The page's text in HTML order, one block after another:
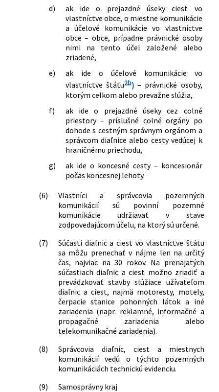
d)
ak ide o prejazdné úseky ciest vo
vlastníctve obce, o miestne komunikácie
a účelové komunikácie vo vlastníctve
obce – obce, prípadne právnické osoby
nimi na tento účel založené alebo
zriadené,
e)
ak ide o účelové komunikácie vo
vlastníctve štátu2b)– právnické osoby,
ktorým celkom alebo prevažne slúžia,
f)
ak ide o prejazdné úseky cez colné
priestory – príslušné colné orgány po
dohode s cestným správnym orgánom a
správcom diaľnice alebo cesty vedúcej k
hraničnému priechodu,
g)
ak ide o koncesné cesty – koncesionár
počas koncesnej lehoty.
(6)
Vlastníci a správcovia pozemných
komunikácií sú povinní pozemné
komunikácie udržiavať v stave
zodpovedajúcom účelu, na ktorý sú určené.
(7)
Súčasti diaľnic a ciest vo vlastníctve štátu
sa môžu prenechať v nájme len na určitý
čas, najviac na 30 rokov. Na prenajatých
súčastiach diaľnic a ciest možno zriadiť a
prevádzkovať stavby slúžiace užívateľom
diaľnic a ciest, najmä motoresty, motely,
čerpacie stanice pohonných látok a iné
zariadenia (napr. reklamné, informačné a
propagačné zariadenia alebo
telekomunikačné zariadenia).
(8)
Správcovia diaľnic, ciest a miestnych
komunikácií vedú o týchto pozemných
komunikáciách technickú evidenciu.
(9)
Samosprávny kraj